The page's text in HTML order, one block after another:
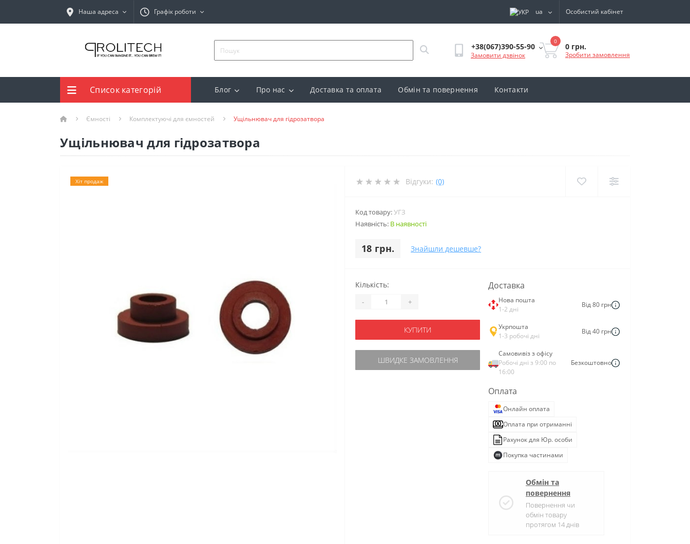
Наша адреса Графік роботи ua Особистий кабінет
+38(067)390-55-90
Замовити дзвінок
0
0 грн.
Зробити замовлення
Список категорій Блог Про нас Доставка та оплата Обмін та повернення Контакти
Ємності Комплектуючі для ємностей Ущільнювач для гідрозатвора
Ущільнювач для гідрозатвора
Хіт продаж Відгуки: (0)
Код товару:УГЗ
Наявність: В наявності
18 грн. Знайшли дешевше?
Кількість:
- +
КУПИТИ
ШВИДКЕ ЗАМОВЛЕННЯ
Доставка
Нова пошта
1-2 дні
Від 80 грн
Укрпошта
1-3 робочі дні
Від 40 грн
Самовивіз з офісу
Робочі дні з 9:00 по
16:00
Безкоштовно
Оплата
Онлайн оплата
Оплата при отриманні
Рахунок для Юр. особи
Покупка частинами
Обмін та
повернення
Повернення чи
обмін товару
протягом 14 днів